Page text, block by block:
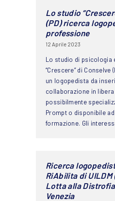
Lo studio
(PD) ricerca
professione
12 Aprile 2023
Lo studio di psicologia
“Crescere” di Conselve
un logopedista da
collaborazione in
possibilmente
Prompt o disponibile
formazione. Gli
Ricerca
RiAbilita di
Lotta alla
Venezia